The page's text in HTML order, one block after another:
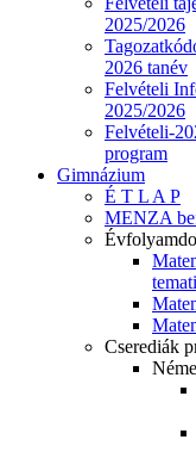
2025/2026
2026 tanév
Felvételi
2025/2026
Felvételi-
program
Gimnázium
É T L A P
MENZA
Cserediák